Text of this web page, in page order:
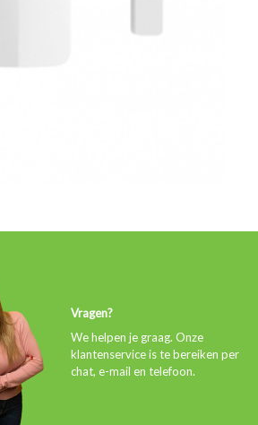
Vragen?
We helpen je graag. Onze
klantenservice is te bereiken per
chat, e-mail en telefoon.